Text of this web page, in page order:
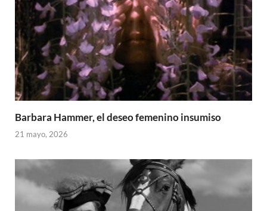
Barbara Hammer, el deseo femenino insumiso
21 mayo, 2026